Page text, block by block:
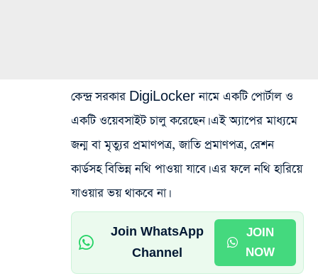
কেন্দ্র সরকার DigiLocker নামে একটি পোর্টাল ও
একটি ওয়েবসাইট চালু করেছেন। এই অ্যাপের মাধ্যমে
জন্ম বা মৃত্যুর প্রমাণপত্র, জাতি প্রমাণপত্র, রেশন
কার্ডসহ বিভিন্ন নথি পাওয়া যাবে। এর ফলে নথি হারিয়ে
যাওয়ার ভয় থাকবে না।
Join WhatsApp
Channel
JOIN
NOW